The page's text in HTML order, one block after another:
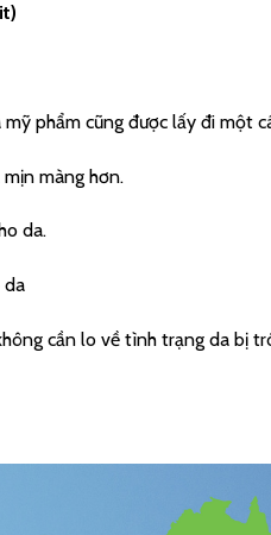
phẩm cũng được lấy đi một
màng hơn.
da.
da
cần lo về tình trạng da bị